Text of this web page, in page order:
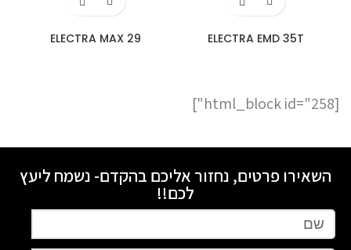
ELECTRA EMD 35T
29 ELECTRA MAX
[html_block id="258"]
השאירו פרטים, נחזור אליכם בהקדם- נשמח ליעץ
לכם!!